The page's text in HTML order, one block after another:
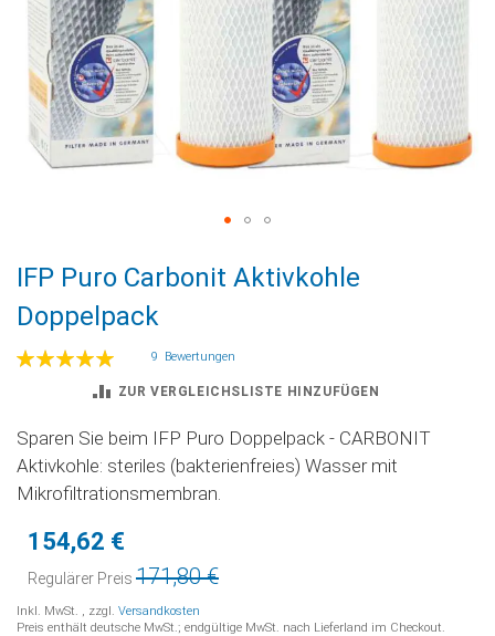
Anfang
der
Bildgalerie
springen
IFP Puro Carbonit Aktivkohle
Doppelpack
Bewertung:
9 Bewertungen
ZUR VERGLEICHSLISTE HINZUFÜGEN
Sparen Sie beim IFP Puro Doppelpack - CARBONIT
Aktivkohle: steriles (bakterienfreies) Wasser mit
Mikrofiltrationsmembran.
Sonderpreis
154,62 €
Regulärer Preis 171,80 €
Inkl. MwSt. , zzgl. Versandkosten
Preis enthält deutsche MwSt.; endgültige MwSt. nach Lieferland im Checkout.